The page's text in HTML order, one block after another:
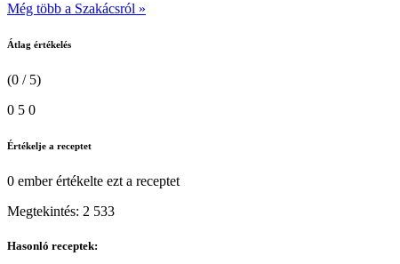
Még több a Szakácsról »
Átlag értékelés
(0 / 5)
0 5 0
Értékelje a receptet
0 emberértékelte ezt a receptet
Megtekintés: 2 533
Hasonló receptek: